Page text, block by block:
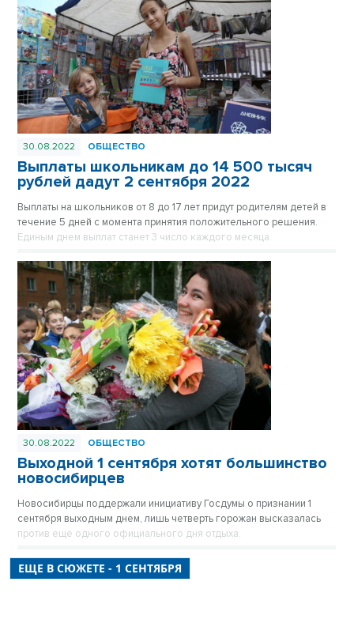
понравившиеся поздравления в нашей подборке к 1 сентября.
30.08.2022 ОБЩЕСТВО
Выплаты школьникам до 14 500 тысяч
рублей дадут 2 сентября 2022
Выплаты на школьников от 8 до 17 лет придут родителям детей в
течение 5 дней с момента принятия положительного решения.
Единым днем выплат станет 3 число каждого месяца.
30.08.2022 ОБЩЕСТВО
Выходной 1 сентября хотят большинство
новосибирцев
Новосибирцы поддержали инициативу Госдумы о признании 1
сентября выходным днем, лишь четверть горожан высказалась
против еще одного официального дня отдыха.
ЕЩЕ В СЮЖЕТЕ - 1 СЕНТЯБРЯ